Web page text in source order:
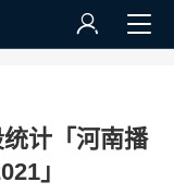
计「河南播
」